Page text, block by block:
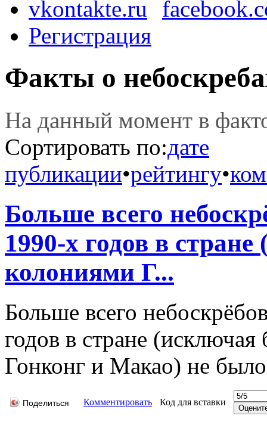
Регистрация
Факты о
На данный момент в
Сортировать по:дате
публикации•рейтингу•
Больше всего
1990-х годов в
колониями Г...
Больше всего
годов в стране
Гонконг и Макао) не
Поделиться Комментировать Код для вставки